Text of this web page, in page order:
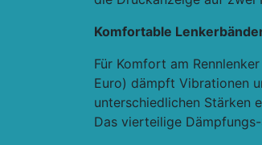
Komfortable
Für Komfort am
Euro) dämpft Vibrationen
unterschiedlichen Stärken
Das vierteilige